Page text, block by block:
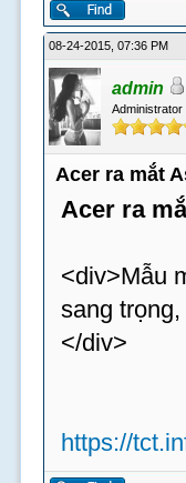
08-24-2015, 07:36 PM
admin
Administrator
Acer ra mắt
Acer ra
<div>Mẫu
sang
</div>
https://